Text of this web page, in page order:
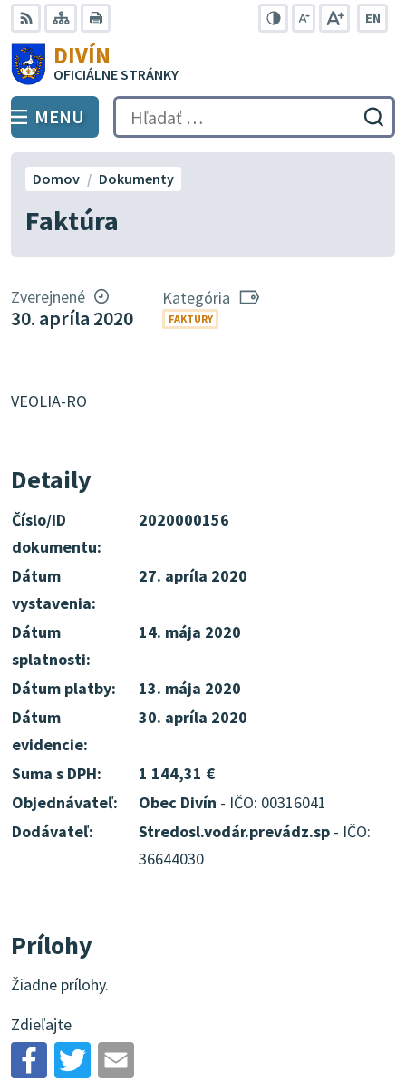
Preskočiť
na
obsah
RSS Mapa
EN
DIVÍN
OFICIÁLNE STRÁNKY
PREPNÚŤ
MENU Hľadať:
Faktúra
Domov Dokumenty
Zverejnené
30. apríla 2020
Kategória
FAKTÚRY
VEOLIA-RO
Detaily
Číslo/ID
dokumentu:
2020000156
Dátum
vystavenia:
27. apríla 2020
Dátum
splatnosti:
14. mája 2020
Dátum platby:
13. mája 2020
Dátum
evidencie:
30. apríla 2020
Suma s DPH:
1 144,31 €
Objednávateľ:
Obec Divín - IČO: 00316041
Dodávateľ:
Stredosl.vodár.prevádz.sp - IČO:
36644030
Prílohy
Žiadne prílohy.
Zdieľajte